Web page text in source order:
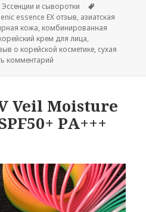
Эссенции и сыворотки
essence EX отзыв, азиатская
кожа, комбинированная
крем для лица,
о корейской косметике, сухая
комментарий
Veil Moisture
PA+++